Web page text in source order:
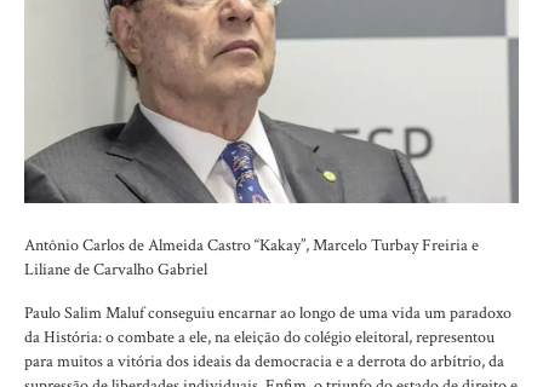
Antônio Carlos de Almeida Castro “Kakay”, Marcelo Turbay Freiria e
Liliane de Carvalho Gabriel
Paulo Salim Maluf conseguiu encarnar ao longo de uma vida um paradoxo
da História: o combate a ele, na eleição do colégio eleitoral, representou
para muitos a vitória dos ideais da democracia e a derrota do arbítrio, da